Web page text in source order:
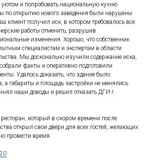
и попробовать национальную кухню
по открытию нового заведения были нарушены
клиент получил иск, в котором требовалось все
работы отменить, разрушив
изменения. Хорошо, что собственник
специалистам и экспертам в области
Мы досконально изучили содержание иска,
факты и оперативно подготовили
Удалось доказать, что здание было
а габариты и площадь застройки не менялись.
наши доводы и решил отказать ДГИ г.
ресторан, который в скором времени после
открыл свои двери для всех гостей, желающих
провести время